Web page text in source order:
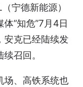
宁德新能源）
“知危”7月4日
安克已经陆续发
召回。
场、高铁系统也